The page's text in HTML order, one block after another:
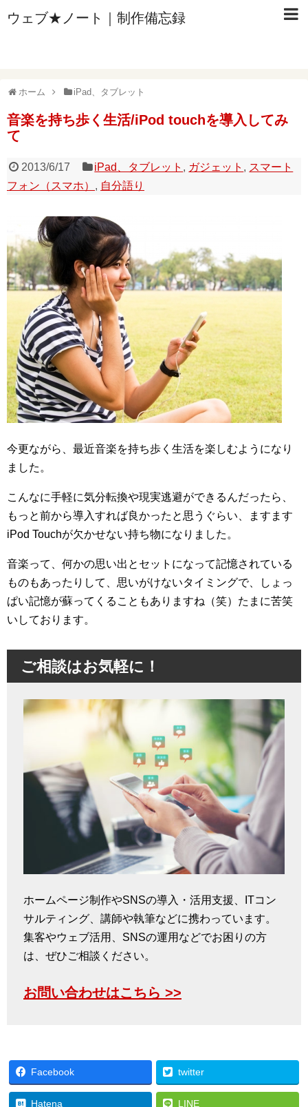
ウェブ★ノート｜制作備忘録
ホーム iPad、タブレット
音楽を持ち歩く生活/iPod touchを導入してみ
て
2013/6/17 iPad、タブレット , ガジェット , スマート
フォン（スマホ） , 自分語り
今更ながら、最近音楽を持ち歩く生活を楽しむようになり
ました。
こんなに手軽に気分転換や現実逃避ができるんだったら、
もっと前から導入すれば良かったと思うぐらい、ますます
iPod Touchが欠かせない持ち物になりました。
音楽って、何かの思い出とセットになって記憶されている
ものもあったりして、思いがけないタイミングで、しょっ
ぱい記憶が蘇ってくることもありますね（笑）たまに苦笑
いしております。
ご相談はお気軽に！
ホームページ制作やSNSの導入・活用支援、ITコン
サルティング、講師や執筆などに携わっています。
集客やウェブ活用、SNSの運用などでお困りの方
は、ぜひご相談ください。
お問い合わせはこちら >>
Facebook twitter
Hatena LINE